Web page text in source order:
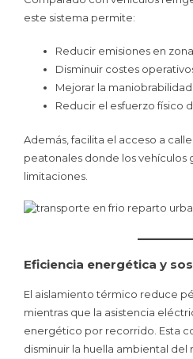
este sistema permite:
Reducir emisiones en
Disminuir costes
Mejorar la
Reducir el esfuerzo físico
Además, facilita el acceso a
peatonales donde los vehículos
limitaciones.
Eficiencia energética y
El aislamiento térmico reduce
mientras que la asistencia
energético por recorrido. Esta
disminuir la huella ambiental